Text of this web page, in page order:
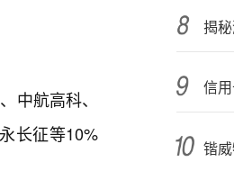
中航高科、
长征等10%
揭